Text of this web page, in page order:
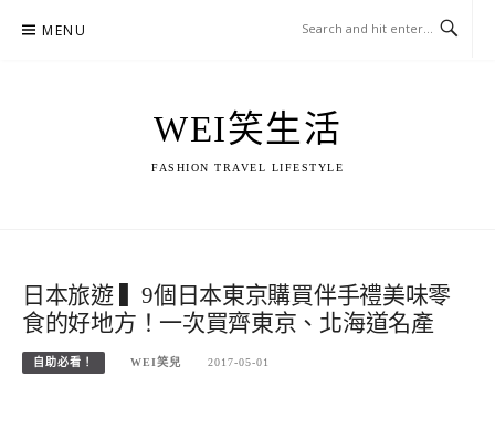
MENU
WEI笑生活
FASHION TRAVEL LIFESTYLE
日本旅遊 ▍9個日本東京購買伴手禮美味零
食的好地方！一次買齊東京、北海道名產
自助必看！ WEI笑兒 2017-05-01